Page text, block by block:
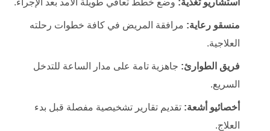
منسقو رعاية: مرافقة المريض في كافة خطوات رحلته
العلاجية.
فريق الطوارئ: جاهزية تامة على مدار الساعة للتدخل
السريع.
أخصائيو أشعة: تقديم تقارير تشخيصية مفصلة قبل بدء
العلاج.